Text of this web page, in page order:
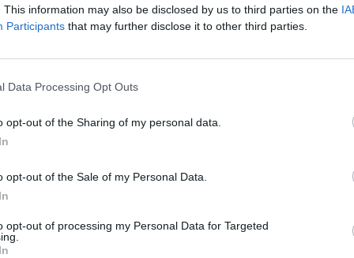
This information may also be disclosed by us to third parties on the
Participants that may further disclose it to other third parties.
Data Processing Opt Outs
opt-out of the Sharing of my personal data.
opt-out of the Sale of my Personal Data.
opt-out of processing my Personal Data for Targeted
για κανέναν. Δούλευε στην
ελιές και πήγε να τις βγάλει λάδι
οδηγούσε το τρακτέρ εξήγησε